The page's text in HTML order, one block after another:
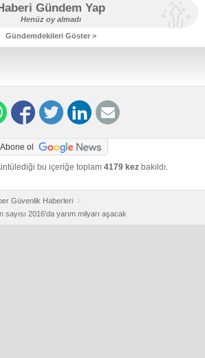
Gündem Yap
Henüz oy almadı
Gündemdekileri Göster >
Abone ol
bu içeriğe toplam 4179 kez bakıldı.
Güvenlik Haberleri
sayısı 2016'da yarım milyarı aşacak